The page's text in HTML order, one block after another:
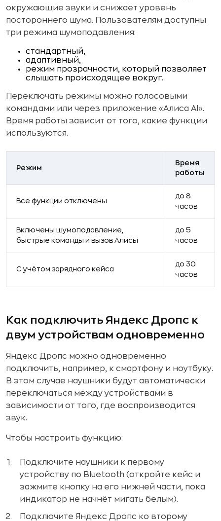
окружающие звуки и снижает уровень
постороннего шума. Пользователям доступны
три режима шумоподавления:
стандартный,
адаптивный,
режим прозрачности, который позволяет
слышать происходящее вокруг.
Переключать режимы можно голосовыми
командами или через приложение «Алиса AI».
Время работы зависит от того, какие функции
используются.
Режим
Время
работы
Все функции отключены
до 8
часов
Включены шумоподавление,
быстрые команды и вызов Алисы
до 5
часов
С учётом зарядного кейса
до 30
часов
Как подключить Яндекс Дропс к
двум устройствам одновременно
Яндекс Дропс можно одновременно
подключить, например, к смартфону и ноутбуку.
В этом случае наушники будут автоматически
переключаться между устройствами в
зависимости от того, где воспроизводится
звук.
Чтобы настроить функцию:
Подключите наушники к первому
устройству по Bluetooth (откройте кейс и
зажмите кнопку на его нижней части, пока
индикатор не начнёт мигать белым).
Подключите Яндекс Дропс ко второму